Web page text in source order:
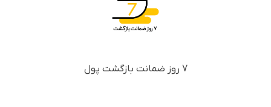
7 روز ضمانت بازگشت پول